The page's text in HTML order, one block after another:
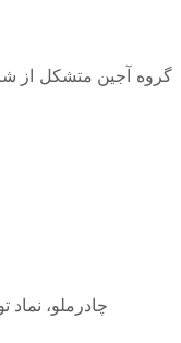
گروه آجین متشکل از
چادرملو، نماد